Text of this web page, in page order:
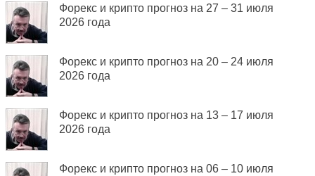
Форекс и крипто прогноз на 27 – 31 июля
2026 года
Форекс и крипто прогноз на 20 – 24 июля
2026 года
Форекс и крипто прогноз на 13 – 17 июля
2026 года
Форекс и крипто прогноз на 06 – 10 июля